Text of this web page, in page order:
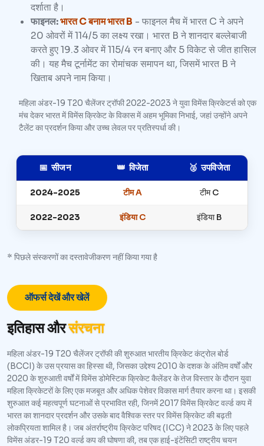
दर्शाता है।
फाइनल:भारत C बनाम भारत B - फाइनल मैच में भारत C ने अपने
20 ओवरों में 114/5 का लक्ष्य रखा। भारत B ने शानदार बल्लेबाजी
करते हुए 19.3 ओवर में 115/4 रन बनाए और 5 विकेट से जीत हासिल
की। यह मैच टूर्नामेंट का रोमांचक समापन था, जिसमें भारत B ने
खिताब अपने नाम किया।
महिला अंडर-19 T20 चैलेंजर ट्रॉफी 2022-2023 ने युवा विमेंस क्रिकेटर्स को एक
मंच देकर भारत में विमेंस क्रिकेट के विकास में अहम भूमिका निभाई, जहां उन्होंने अपने
टैलेंट का प्रदर्शन किया और उच्च लेवल पर प्रतिस्पर्धा की।
📅 सीजन 👑 विजेता 🥈 उपविजेता
2024-2025 टीम A टीम C
2022-2023 इंडिया C इंडिया B
* पिछले संस्करणों का दस्तावेजीकरण नहीं किया गया है
ऑफर्स देखें और खेलें
इतिहास औरसंरचना
महिला अंडर-19 T20 चैलेंजर ट्रॉफी की शुरुआत भारतीय क्रिकेट कंट्रोल बोर्ड
(BCCI) के उस प्रयास का हिस्सा थी, जिसका उद्देश्य 2010 के दशक के अंतिम वर्षों और
2020 के शुरुआती वर्षों में विमेंस डोमेस्टिक क्रिकेट कैलेंडर के तेज विस्तार के दौरान युवा
महिला क्रिकेटरों के लिए एक मजबूत और अधिक पेशेवर विकास मार्ग तैयार करना था। इसकी
शुरुआत कई महत्वपूर्ण घटनाओं से प्रभावित रही, जिनमें 2017 विमेंस क्रिकेट वर्ल्ड कप में
भारत का शानदार प्रदर्शन और उसके बाद वैश्विक स्तर पर विमेंस क्रिकेट की बढ़ती
लोकप्रियता शामिल है। जब अंतर्राष्ट्रीय क्रिकेट परिषद (ICC) ने 2023 के लिए पहले
विमेंस अंडर-19 T20 वर्ल्ड कप की घोषणा की, तब एक हाई-इंटेंसिटी राष्ट्रीय चयन